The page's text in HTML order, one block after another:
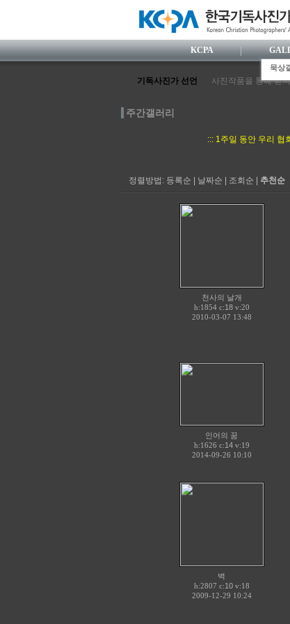
KCPA
묵상
기독사진가 선언
사진작품을 통해 믿
사진영상 속에 기독
주간갤러리
::: 1주일 동안 우리 협
정렬방법: 등록순 날짜순 조회순 추천순
천사의 날개
h:1854 c:18v:20
2010-03-07 13:48
인어의 꿈
h:1626 c:14v:19
2014-09-26 10:10
벽
h:2807 c:10v:18
2009-12-29 10:24